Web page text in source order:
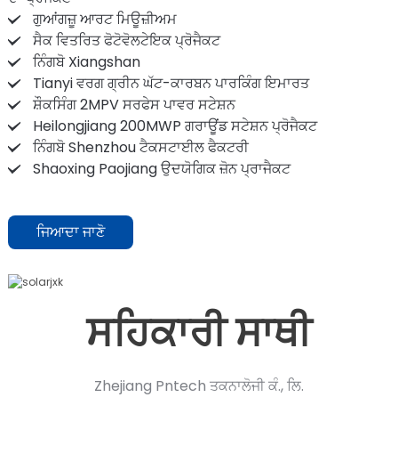
ਗੁਆਂਗਜ਼ੂ ਆਰਟ ਮਿਊਜ਼ੀਅਮ
ਸੈਕ ਵਿਤਰਿਤ ਫੋਟੋਵੋਲਟੇਇਕ ਪ੍ਰੋਜੈਕਟ
ਨਿੰਗਬੋ Xiangshan
Tianyi ਵਰਗ ਗ੍ਰੀਨ ਘੱਟ-ਕਾਰਬਨ ਪਾਰਕਿੰਗ ਇਮਾਰਤ
ਸ਼ੌਕਸਿੰਗ 2MPV ਸਰਫੇਸ ਪਾਵਰ ਸਟੇਸ਼ਨ
Heilongjiang 200MWP ਗਰਾਊਂਡ ਸਟੇਸ਼ਨ ਪ੍ਰੋਜੈਕਟ
ਨਿੰਗਬੋ Shenzhou ਟੈਕਸਟਾਈਲ ਫੈਕਟਰੀ
Shaoxing Paojiang ਉਦਯੋਗਿਕ ਜ਼ੋਨ ਪ੍ਰਾਜੈਕਟ
ਜਿਆਦਾ ਜਾਣੋ
ਸਹਿਕਾਰੀ ਸਾਥੀ
Zhejiang Pntech ਤਕਨਾਲੋਜੀ ਕੰ., ਲਿ.